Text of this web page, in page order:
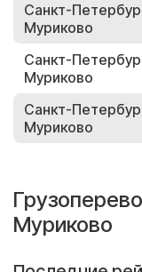
Санкт-
Муриково
Санкт-
Муриково
Санкт-
Муриково
Муриково